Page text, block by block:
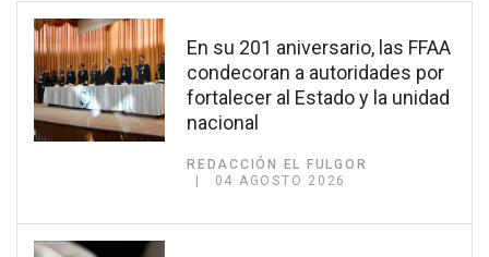
En su 201 aniversario, las FFAA
condecoran a autoridades por
fortalecer al Estado y la unidad
nacional
REDACCIÓN EL FULGOR
04 AGOSTO 2026